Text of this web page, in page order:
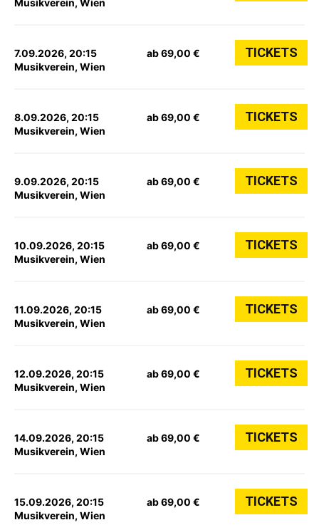
Musikverein, Wien
7.09.2026, 20:15
Musikverein, Wien
ab 69,00 € TICKETS
8.09.2026, 20:15
Musikverein, Wien
ab 69,00 € TICKETS
9.09.2026, 20:15
Musikverein, Wien
ab 69,00 € TICKETS
10.09.2026, 20:15
Musikverein, Wien
ab 69,00 € TICKETS
11.09.2026, 20:15
Musikverein, Wien
ab 69,00 € TICKETS
12.09.2026, 20:15
Musikverein, Wien
ab 69,00 € TICKETS
14.09.2026, 20:15
Musikverein, Wien
ab 69,00 € TICKETS
15.09.2026, 20:15
Musikverein, Wien
ab 69,00 € TICKETS